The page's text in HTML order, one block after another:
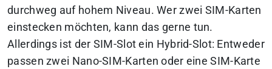
durchweg auf hohem Niveau. Wer zwei SIM-Karten
einstecken möchten, kann das gerne tun.
Allerdings ist der SIM-Slot ein Hybrid-Slot: Entweder
passen zwei Nano-SIM-Karten oder eine SIM-Karte